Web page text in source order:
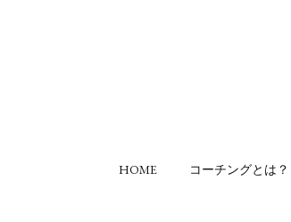
HOME コーチングとは？